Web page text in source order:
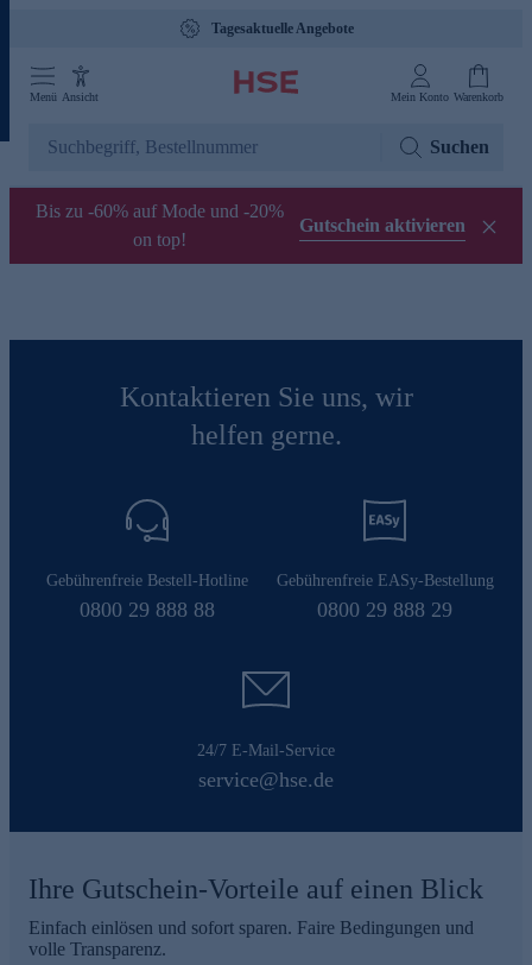
Tagesaktuelle Angebote
Menü Ansicht Mein Konto Warenkorb
Suchen
Bis zu -60% auf Mode und -20%
on top!
Gutschein aktivieren
Kontaktieren Sie uns, wir
helfen gerne.
Gebührenfreie Bestell-Hotline
0800 29 888 88
Gebührenfreie EASy-Bestellung
0800 29 888 29
24/7 E-Mail-Service
service@hse.de
Ihre Gutschein-Vorteile auf einen Blick
Einfach einlösen und sofort sparen. Faire Bedingungen und
volle Transparenz.